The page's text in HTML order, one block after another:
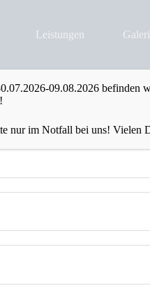
Leistungen
09.08.2026 befinden
nur im Notfall bei uns! Vielen